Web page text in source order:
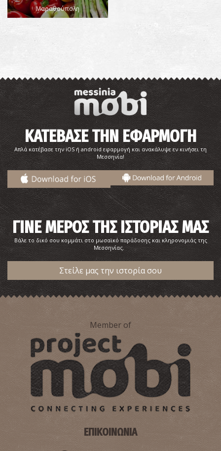
Μαραθούπολη
ΚΑΤΕΒΑΣΕ ΤΗΝ ΕΦΑΡΜΟΓΗ
Απλά κατέβασε την iOS ή android εφαρμογή και ανακάλυψε εν κινήσει τη
Μεσσηνία!
ΓΙΝΕ ΜΕΡΟΣ ΤΗΣ ΙΣΤΟΡΙΑΣ ΜΑΣ
Βάλε το δικό σου κομμάτι στο μωσαϊκό παράδοσης και κληρονομιάς της
Μεσσηνίας.
Στείλε μας την ιστορία σου
Member of
ΕΠΙΚΟΙΝΩΝΙΑ